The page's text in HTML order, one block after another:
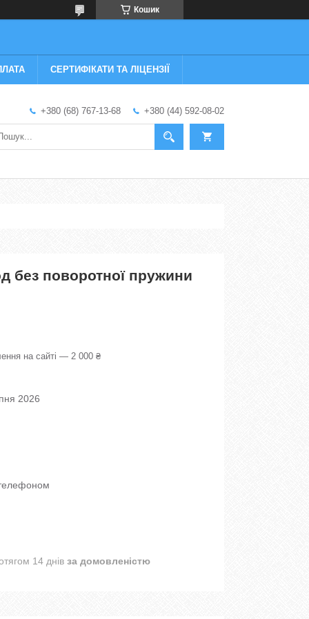
Кошик
СЕРТИФІКАТИ ТА ЛІЦЕНЗІЇ
+380 (68) 767-13-68 +380 (44) 592-08-02
без поворотної пружини
на сайті — 2 000 ₴
2026
14 днів за домовленістю